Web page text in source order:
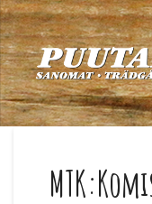
Siirry
sisältöön